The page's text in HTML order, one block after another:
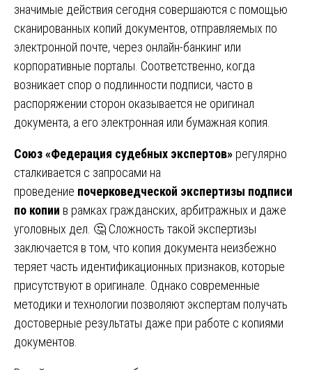
значимые действия сегодня совершаются с помощью
сканированных копий документов, отправляемых по
электронной почте, через онлайн-банкинг или
корпоративные порталы. Соответственно, когда
возникает спор о подлинности подписи, часто в
распоряжении сторон оказывается не оригинал
документа, а его электронная или бумажная копия.
Союз «Федерация судебных экспертов» регулярно
сталкивается с запросами на
проведение почерковедческой экспертизы подписи
по копии в рамках гражданских, арбитражных и даже
уголовных дел. 🤔 Сложность такой экспертизы
заключается в том, что копия документа неизбежно
теряет часть идентификационных признаков, которые
присутствуют в оригинале. Однако современные
методики и технологии позволяют экспертам получать
достоверные результаты даже при работе с копиями
документов.